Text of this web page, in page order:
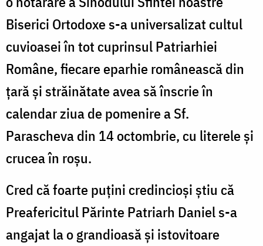
Biserici Ortodoxe s-a universalizat cultul
cuvioasei în tot cuprinsul Patriarhiei
Române, fiecare eparhie românească din
țară și străinătate avea să înscrie în
calendar ziua de pomenire a Sf.
Parascheva din 14 octombrie, cu literele și
crucea în roșu.
Cred că foarte puțini credincioși știu că
Preafericitul Părinte Patriarh Daniel s-a
angajat la o grandioasă și istovitoare